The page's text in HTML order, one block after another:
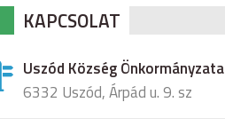
KAPCSOLAT
Uszód Község Önkormányzata
6332 Uszód, Árpád u. 9. sz